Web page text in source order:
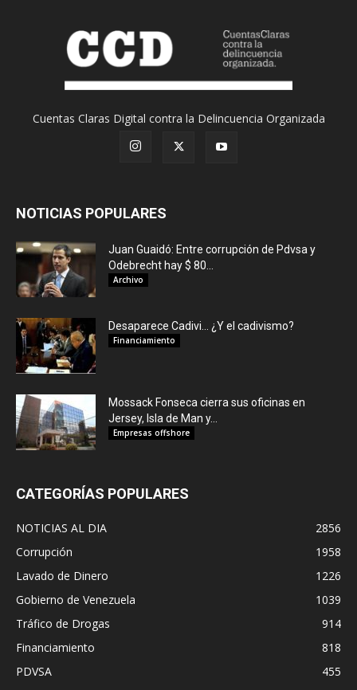
Cuentas Claras Digital contra la Delincuencia Organizada
NOTICIAS POPULARES
Juan Guaidó: Entre corrupción de Pdvsa y
Odebrecht hay $ 80...
Archivo
Desaparece Cadivi… ¿Y el cadivismo?
Financiamiento
Mossack Fonseca cierra sus oficinas en
Jersey, Isla de Man y...
Empresas offshore
CATEGORÍAS POPULARES
NOTICIAS AL DIA
2856
Corrupción
1958
Lavado de Dinero
1226
Gobierno de Venezuela
1039
Tráfico de Drogas
914
Financiamiento
818
PDVSA
455